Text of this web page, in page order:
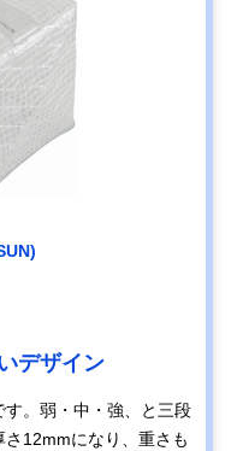
デザイン
す。弱・中・強、と三段
12mmになり、重さも